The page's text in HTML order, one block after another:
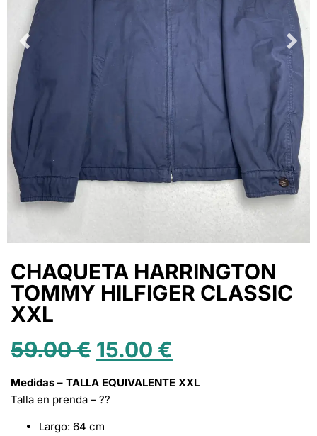
CHAQUETA HARRINGTON
TOMMY HILFIGER CLASSIC
XXL
59.00€ 15.00 €
Medidas – TALLA EQUIVALENTE XXL
Talla en prenda – ??
Largo: 64 cm